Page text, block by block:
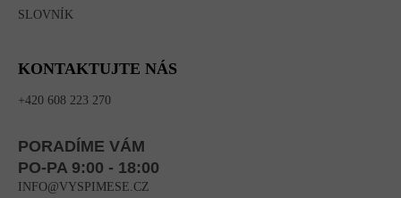
SLOVNÍK
KONTAKTUJTE NÁS
+420 608 223 270
PORADÍME VÁM
PO-PA 9:00 - 18:00
INFO@VYSPIMESE.CZ